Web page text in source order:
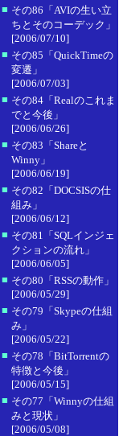
■ その86「AVIの生い立
ちとそのコーデック」
[2006/07/10]
■ その85「QuickTimeの
変遷」
[2006/07/03]
■ その84「Realのこれま
でと今後」
[2006/06/26]
■ その83「Shareと
Winny」
[2006/06/19]
■ その82「DOCSISの仕
組み」
[2006/06/12]
■ その81「SQLインジェ
クションの流れ」
[2006/06/05]
■ その80「RSSの動作」
[2006/05/29]
■ その79「Skypeの仕組
み」
[2006/05/22]
■ その78「BitTorrentの
特徴と今後」
[2006/05/15]
■ その77「Winnyの仕組
みと現状」
[2006/05/08]